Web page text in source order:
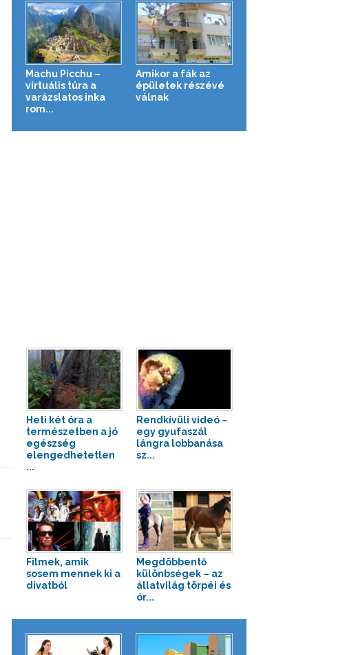
Machu Picchu –
virtuális túra a
varázslatos inka
rom...
Amikor a fák az
épületek részévé
válnak
Heti két óra a
természetben a jó
egészség
elengedhetetlen
...
Rendkívüli videó –
egy gyufaszál
lángra lobbanása
sz...
Filmek, amik
sosem mennek ki a
divatból
Megdöbbentő
különbségek – az
állatvilág törpéi és
ór...